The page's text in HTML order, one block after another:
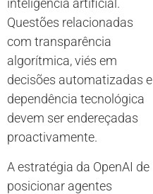
inteligência artificial.
Questões relacionadas
com transparência
algorítmica, viés em
decisões automatizadas e
dependência tecnológica
devem ser endereçadas
proactivamente.
A estratégia da OpenAI de
posicionar agentes